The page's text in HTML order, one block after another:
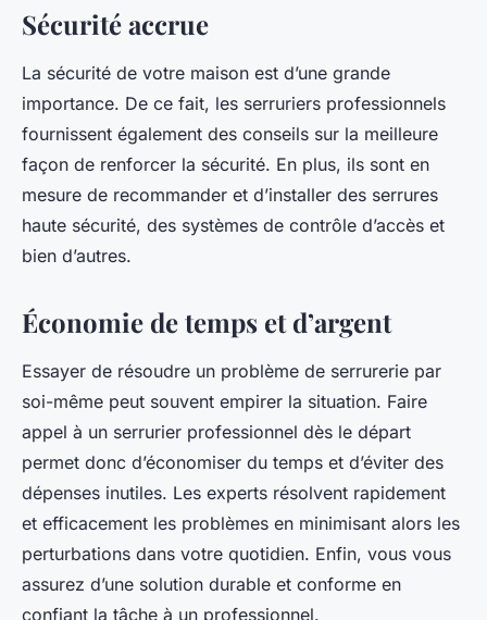
Sécurité accrue
La sécurité de votre maison est d’une grande
importance. De ce fait, les serruriers professionnels
fournissent également des conseils sur la meilleure
façon de renforcer la sécurité. En plus, ils sont en
mesure de recommander et d’installer des serrures
haute sécurité, des systèmes de contrôle d’accès et
bien d’autres.
Économie de temps et d’argent
Essayer de résoudre un problème de serrurerie par
soi-même peut souvent empirer la situation. Faire
appel à un serrurier professionnel dès le départ
permet donc d’économiser du temps et d’éviter des
dépenses inutiles. Les experts résolvent rapidement
et efficacement les problèmes en minimisant alors les
perturbations dans votre quotidien. Enfin, vous vous
assurez d’une solution durable et conforme en
confiant la tâche à un professionnel.